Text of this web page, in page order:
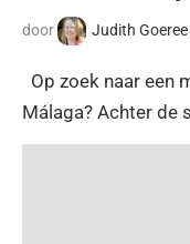
door Judith Goeree
Op zoek naar een
Málaga? Achter de